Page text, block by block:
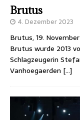
Brutus
4. Dezember 2023
Brutus, 19.
Brutus wurde 2013
Schlagzeugerin
Vanhoegaerden […]